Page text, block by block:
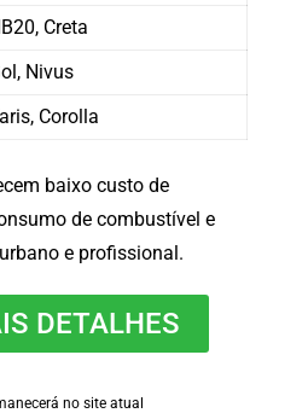
Creta
Nivus
Corolla
baixo custo de
de combustível e
urbano e profissional.
DETALHES
no site atual